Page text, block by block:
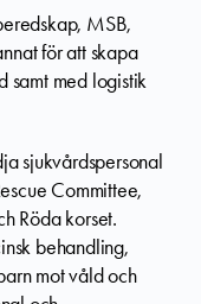
MSB,
för att skapa
samt med logistik
sjukvårdspersonal
Committee,
Röda korset.
behandling,
mot våld och